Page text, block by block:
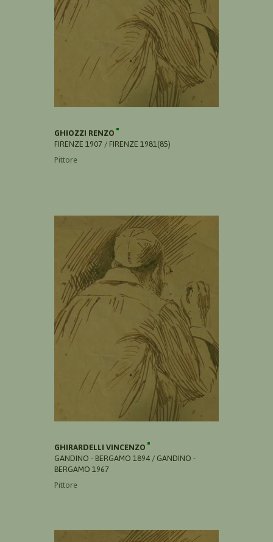
GHIOZZI RENZO
FIRENZE 1907 / FIRENZE 1981(85)
Pittore
GHIRARDELLI VINCENZO
GANDINO - BERGAMO 1894 / GANDINO -
BERGAMO 1967
Pittore